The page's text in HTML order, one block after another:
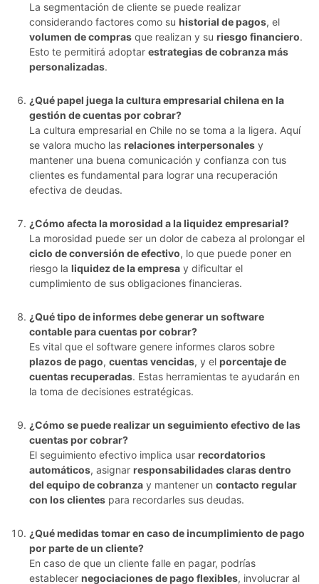
La segmentación de cliente se puede realizar
considerando factores como su historial de pagos, el
volumen de compras que realizan y su riesgo financiero.
Esto te permitirá adoptar estrategias de cobranza más
personalizadas.
¿Qué papel juega la cultura empresarial chilena en la
gestión de cuentas por cobrar?
La cultura empresarial en Chile no se toma a la ligera. Aquí
se valora mucho las relaciones interpersonales y
mantener una buena comunicación y confianza con tus
clientes es fundamental para lograr una recuperación
efectiva de deudas.
¿Cómo afecta la morosidad a la liquidez empresarial?
La morosidad puede ser un dolor de cabeza al prolongar el
ciclo de conversión de efectivo, lo que puede poner en
riesgo la liquidez de la empresa y dificultar el
cumplimiento de sus obligaciones financieras.
¿Qué tipo de informes debe generar un software
contable para cuentas por cobrar?
Es vital que el software genere informes claros sobre
plazos de pago, cuentas vencidas, y el porcentaje de
cuentas recuperadas. Estas herramientas te ayudarán en
la toma de decisiones estratégicas.
¿Cómo se puede realizar un seguimiento efectivo de las
cuentas por cobrar?
El seguimiento efectivo implica usar recordatorios
automáticos, asignar responsabilidades claras dentro
del equipo de cobranza y mantener un contacto regular
con los clientes para recordarles sus deudas.
¿Qué medidas tomar en caso de incumplimiento de pago
por parte de un cliente?
En caso de que un cliente falle en pagar, podrías
establecer negociaciones de pago flexibles, involucrar al